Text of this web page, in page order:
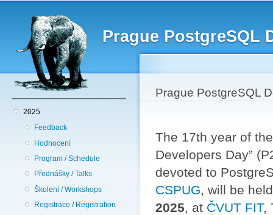
Prague PostgreSQL
_________________
2025
Feedback
Hodnocení
Program / Schedule
Přednášky / Talks
Školení / Workshops
Registrace / Registration
Prague PostgreSQL
The 17th year of
Developers Day”
devoted to
CSPUG, will be
2025, at ČVUT FIT,